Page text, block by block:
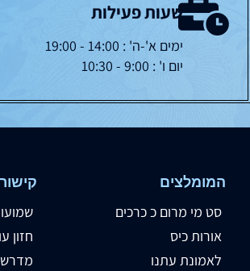
שעות פעילות
ימים א'-ה' : 14:00 - 19:00
יום ו' : 9:00 - 10:30
המומלצים
סט מי מרום כ כרכים
אורות כיס
לאמונת עתנו
חזון
מדרש